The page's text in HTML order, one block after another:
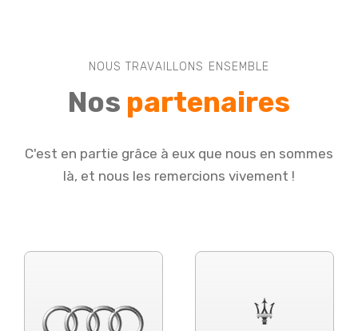
NOUS TRAVAILLONS ENSEMBLE
Nos partenaires
C'est en partie grâce à eux que nous en sommes
là, et nous les remercions vivement !